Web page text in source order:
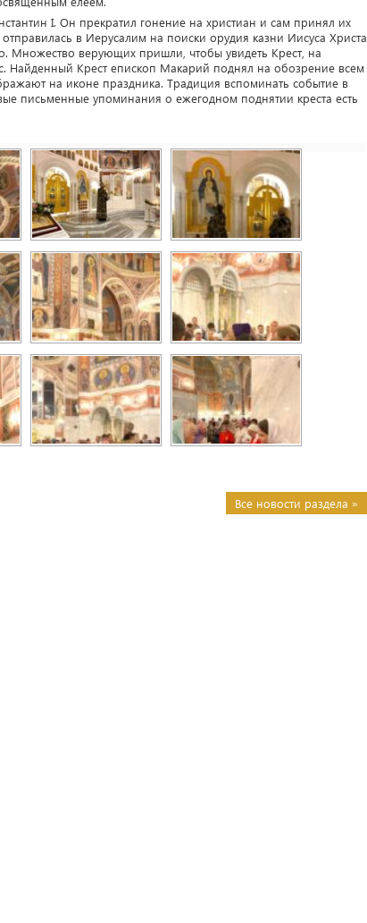
I. Он прекратил гонение на христиан и сам принял их
в Иерусалим на поиски орудия казни Иисуса Христа
Множество верующих пришли, чтобы увидеть Крест, на
Найденный Крест епископ Макарий поднял на обозрение всем
на иконе праздника. Традиция вспоминать событие в
письменные упоминания о ежегодном поднятии креста есть
Все новости раздела »